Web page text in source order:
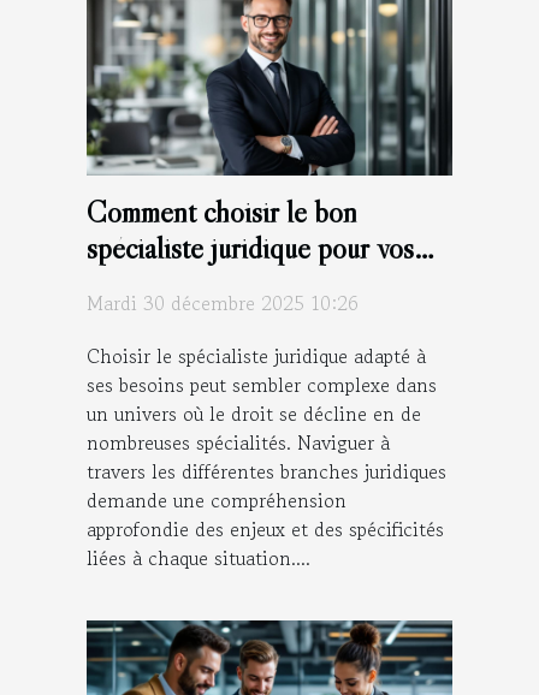
Comment choisir le bon
spécialiste juridique pour vos
Mardi 30 décembre 2025 10:26
Choisir le spécialiste juridique adapté à
ses besoins peut sembler complexe dans
un univers où le droit se décline en de
nombreuses spécialités. Naviguer à
travers les différentes branches juridiques
demande une compréhension
approfondie des enjeux et des spécificités
liées à chaque situation....